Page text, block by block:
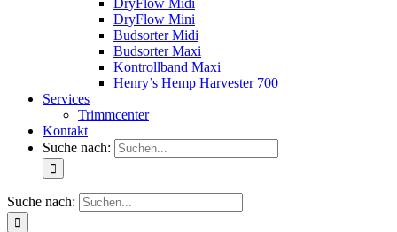
DryFlow Midi
DryFlow Mini
Budsorter Midi
Budsorter Maxi
Kontrollband Maxi
Henry’s Hemp Harvester 700
Services
Trimmcenter
Kontakt
Suche nach:
Suche nach: